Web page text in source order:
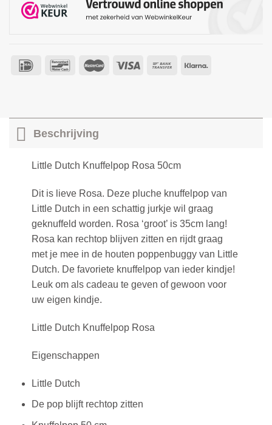
Beschrijving
Little Dutch Knuffelpop Rosa 50cm
Dit is lieve Rosa. Deze pluche knuffelpop van
Little Dutch in een schattig jurkje wil graag
geknuffeld worden. Rosa ‘groot’ is 35cm lang!
Rosa kan rechtop blijven zitten en rijdt graag
met je mee in de houten poppenbuggy van Little
Dutch. De favoriete knuffelpop van ieder kindje!
Leuk om als cadeau te geven of gewoon voor
uw eigen kindje.
Little Dutch Knuffelpop Rosa
Eigenschappen
Little Dutch
De pop blijft rechtop zitten